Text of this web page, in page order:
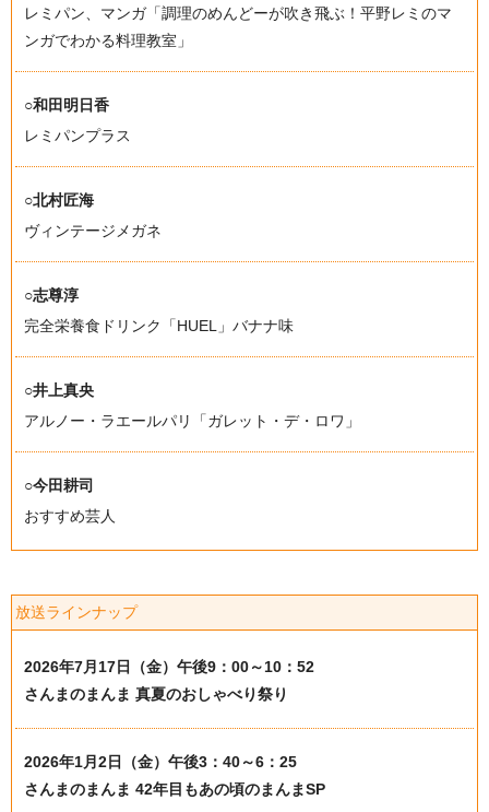
レミパン、マンガ「調理のめんどーが吹き飛ぶ！平野レミのマ
ンガでわかる料理教室」
○和田明日香
レミパンプラス
○北村匠海
ヴィンテージメガネ
○志尊淳
完全栄養食ドリンク「HUEL」バナナ味
○井上真央
アルノー・ラエールパリ「ガレット・デ・ロワ」
○今田耕司
おすすめ芸人
放送ラインナップ
2026年7月17日（金）午後9：00～10：52
さんまのまんま 真夏のおしゃべり祭り
2026年1月2日（金）午後3：40～6：25
さんまのまんま 42年目もあの頃のまんまSP